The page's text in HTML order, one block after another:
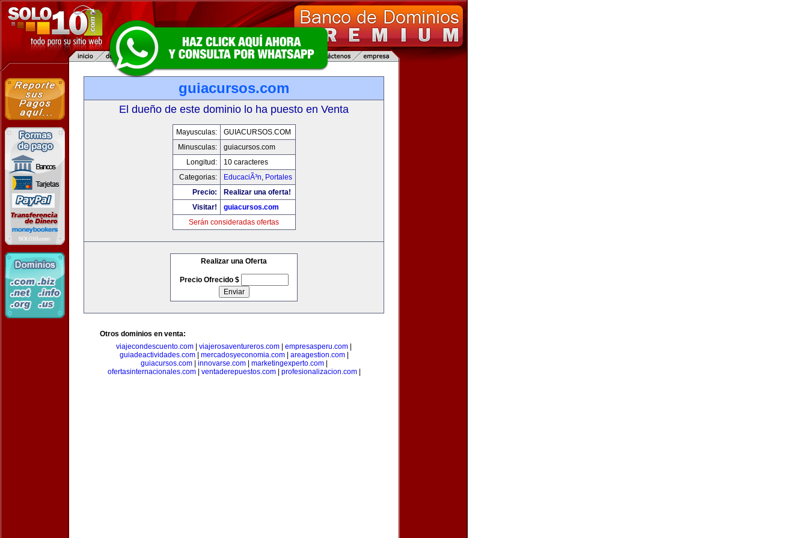
guiacursos.com
El dueño de este dominio lo ha puesto en Venta
Mayusculas:
GUIACURSOS.COM
Minusculas:
guiacursos.com
Longitud:
10 caracteres
Categorias:
EducaciÃ³n, Portales
Precio:
Realizar una oferta!
Visitar!
guiacursos.com
Serán consideradas ofertas
Realizar una Oferta
Precio Ofrecido $
Otros dominios en venta:
viajecondescuento.com
viajerosaventureros.com empresasperu.com
guiadeactividades.com| mercadosyeconomia.com| areagestion.com|
guiacursos.com| innovarse.com| marketingexperto.com|
ofertasinternacionales.com| ventaderepuestos.com| profesionalizacion.com|